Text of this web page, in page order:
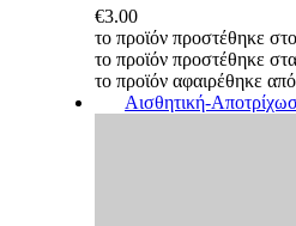
€3.00
το προϊόν προστέθηκε
το προϊόν προστέθηκε
το προϊόν αφαιρέθηκε
Αισθητική-